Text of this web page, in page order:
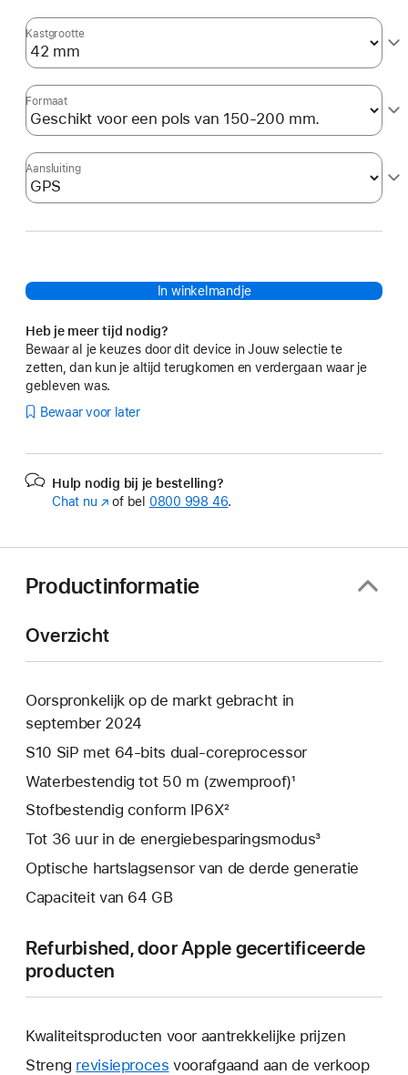
Kastgrootte
Formaat
Aansluiting
In winkelmandje
Heb je meer tijd nodig?
Bewaar al je keuzes door dit device in Jouw selectie te
zetten, dan kun je altijd terugkomen en verdergaan waar je
gebleven was.
Bewaar voor later
Hulp nodig bij je bestelling?
Chat nu (Wordt
of bel 0800 998 46.
Productinformatie
Overzicht
Oorspronkelijk op de markt gebracht in
september 2024
S10 SiP met 64‑bits dual‑coreprocessor
Waterbestendig tot 50 m (zwemproof)¹
Stofbestendig conform IP6X²
Tot 36 uur in de energiebesparingsmodus³
Optische hartslagsensor van de derde generatie
Capaciteit van 64 GB
Refurbished, door Apple gecertificeerde
producten
Kwaliteitsproducten voor aantrekkelijke prijzen
Streng revisieproces voorafgaand aan de verkoop